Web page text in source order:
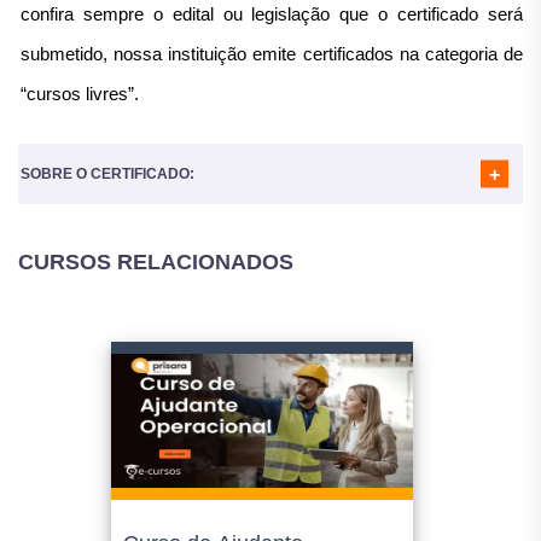
MÓDULO 08- QUALIDADE NO ATENDIMENTO
confira sempre o edital ou legislação que o certificado será
submetido, nossa instituição emite certificados na categoria de
“cursos livres”.
SOBRE O CERTIFICADO:
Nosso certificado é reconhecido em todo o Brasil e
Atividades Complementares para a Faculdade;
Horas complementares, atividades complementares para a
Completar horas em atividades Extracurriculares (geralmente
exigidas em Faculdades);
CURSOS RELACIONADOS